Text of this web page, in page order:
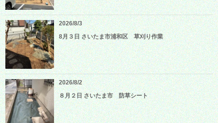
2026/8/3
8月３日 さいたま市浦和区 草刈り作業
2026/8/2
８月２日 さいたま市 防草シート